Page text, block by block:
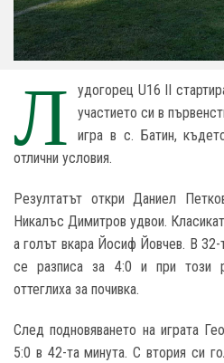
Л
удогорец U16 II
участието си в
игра в с. Батин,
отлични условия.
Резултатът откри Даниел
Никалъс Димитров удвои.
а голът вкара Йосиф Йовчев. В
се разписа за 4:0 и при този
оттеглиха за почивка.
След подновяването на играта
5:0 в 42-та минута. С втория си